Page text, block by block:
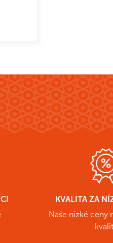
KVALITA ZA
Naše nízké ceny